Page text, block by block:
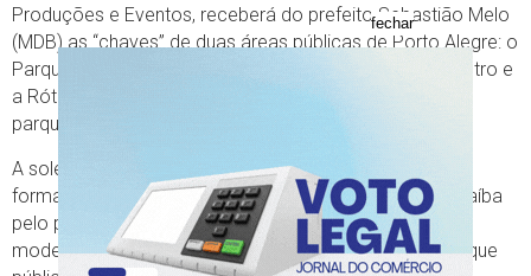
Produções e Eventos, receberá do prefeito Sebastião Melo
(MDB) as “chaves” de duas áreas públicas de Porto Alegre: o
Parque Harmonia e o trecho 1 da Orla (entre o Gasômetro e
a Rótula das Cuias). O ato é simbólico, já que os dois
parques são abertos.
A solenidade, às 16h30 na Churrascaria Galpão Crioulo,
formaliza o início da concessão das áreas junto ao Guaíba
pelo período de 35 anos. Essa operação é o primeiro
modelo de parceria com a iniciativa privada de um parque
fechar